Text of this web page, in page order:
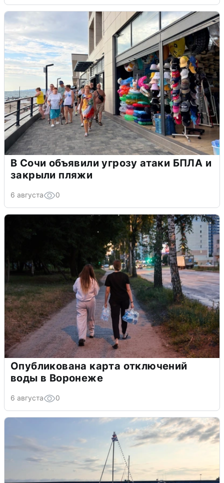
В Сочи объявили угрозу атаки БПЛА и
закрыли пляжи
6 августа 0
Опубликована карта отключений
воды в Воронеже
6 августа 0